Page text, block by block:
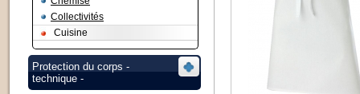
Collectivités
Cuisine
Protection du corps -
technique -